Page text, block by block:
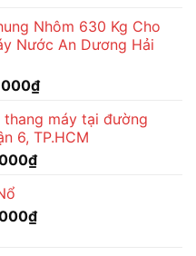
là:
1.570.000₫.
Nhôm 630 Kg Cho
Nước An Dương Hải
₫Giá
tại
là:
máy tại đường
6, TP.HCM
₫Giá
là:
₫Giá